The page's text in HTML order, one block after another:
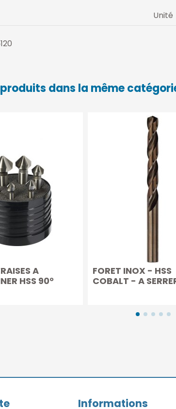
Unité
dans la même
A
HSS 90°
FORET INOX - HSS
COBALT - A
Informations